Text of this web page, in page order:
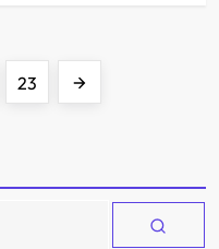
Page
23
Next